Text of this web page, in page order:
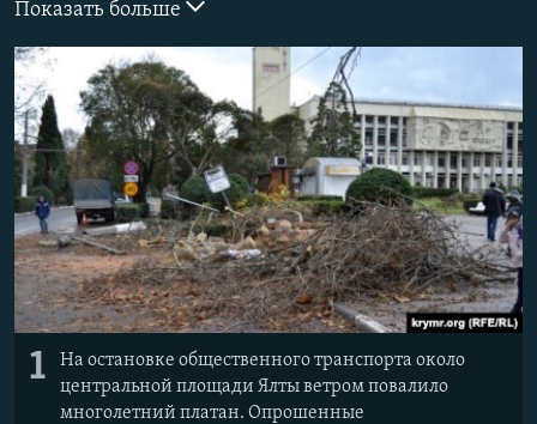
КРЫМ.НЕПОКОРЕННЫЙ
ELIFBE
УКРАИНСКАЯ ПРОБЛЕМА КРЫМА
ПРИСОЕДИНЯЙТЕСЬ!
Все сайты RFE/RL
Показать больше
1
На остановке общественного транспорта около
центральной площади Ялты ветром повалило
многолетний платан. Опрошенные